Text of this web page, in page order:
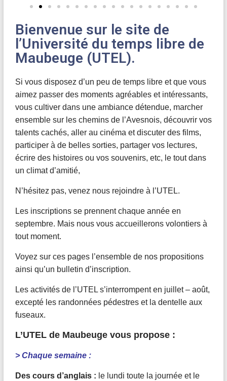
Bienvenue sur le site de
l’Université du temps libre de
Maubeuge (UTEL).
Si vous disposez d’un peu de temps libre et que vous
aimez passer des moments agréables et intéressants,
vous cultiver dans une ambiance détendue, marcher
ensemble sur les chemins de l’Avesnois, découvrir vos
talents cachés, aller au cinéma et discuter des films,
participer à de belles sorties, partager vos lectures,
écrire des histoires ou vos souvenirs, etc, le tout dans
un climat d’amitié,
N’hésitez pas, venez nous rejoindre à l’UTEL.
Les inscriptions se prennent chaque année en
septembre. Mais nous vous accueillerons volontiers à
tout moment.
Voyez sur ces pages l’ensemble de nos propositions
ainsi qu’un bulletin d’inscription.
Les activités de l’UTEL s’interrompent en juillet – août,
excepté les randonnées pédestres et la dentelle aux
fuseaux.
L’UTEL de Maubeuge vous propose :
> Chaque semaine :
Des cours d’anglais : le lundi toute la journée et le